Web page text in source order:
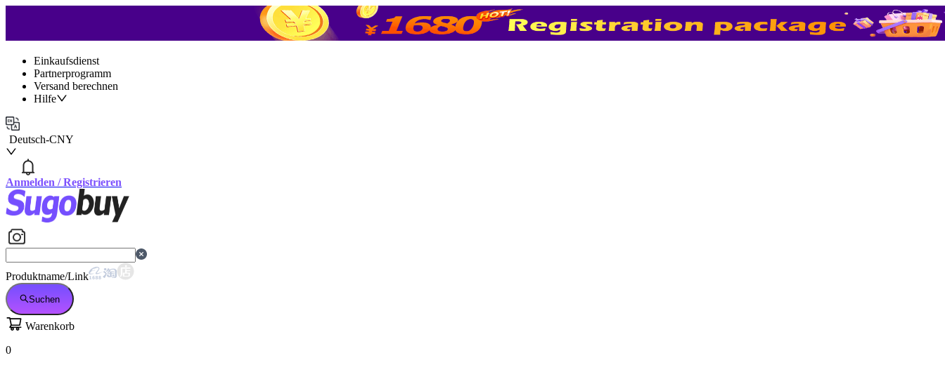
Einkaufsdienst
Partnerprogramm
Versand berechnen
Hilfe
Deutsch-CNY
Anmelden /Registrieren
Produktname/Link
Suchen
Warenkorb
0